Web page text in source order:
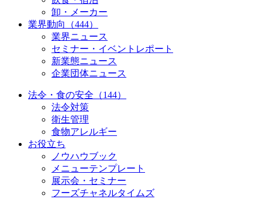
卸・メーカー
業界動向（444）
業界ニュース
セミナー・イベントレポート
新業態ニュース
企業団体ニュース
法令・食の安全（144）
法令対策
衛生管理
食物アレルギー
お役立ち
ノウハウブック
メニューテンプレート
展示会・セミナー
フーズチャネルタイムズ